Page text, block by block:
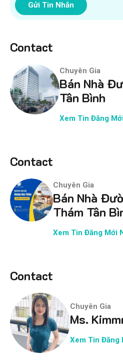
Gửi Tin Nhắn
Contact
Chuyên Gia
Bán Nhà
Tân Bình
Xem Tin Đăng
Contact
Chuyên Gia
Bán Nhà
Thám Tân
Xem Tin Đăng Mới
Contact
Chuyên Gia
Ms.
Xem Tin Đăng